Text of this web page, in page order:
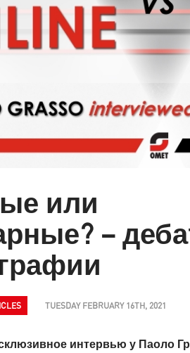
или
–
TUESDAY FEBRUARY 16TH, 2021
интервью у Паоло